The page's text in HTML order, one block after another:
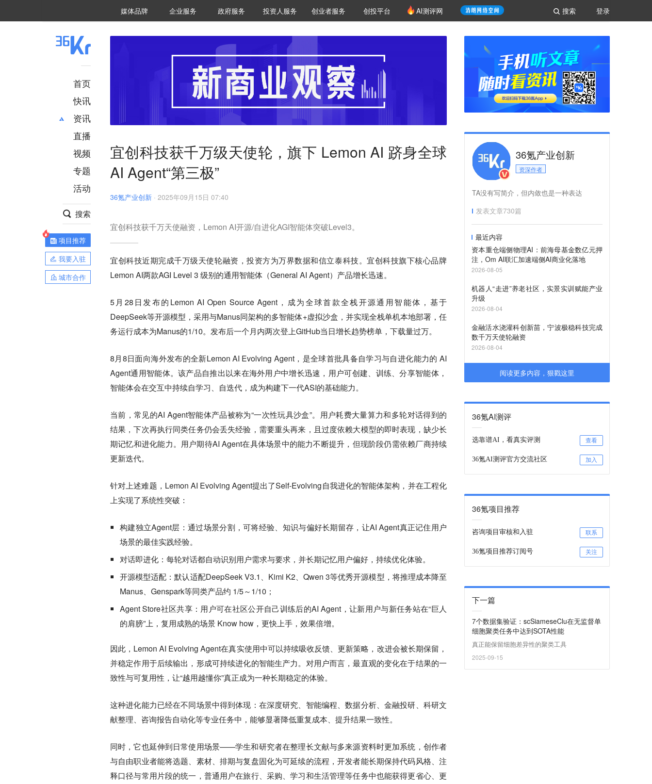
登录
搜索
媒体品牌 36Kr研究院
企业服务 城市之窗
政府服务 VClub投资机构库
投资机构职位推介
投资人服务 创投氪堂
创业者服务 创投平台 AI测评网
首页
快讯
资讯
推荐
财经
项目推荐
安徽
直播
视频
专题
活动
搜索
项目推荐
我要入驻
城市合作
宜创科技获千万级天使轮，旗下 Lemon AI 跻身全球
AI Agent“第三极”
36氪产业创新 · 2025年09月15日 07:40
宜创科技获千万天使融资，Lemon AI开源/自进化AGI智能体突破Level3。
宜创科技近期完成千万级天使轮融资，投资方为万界数据和信立泰科技。宜创科技旗下核心品牌
Lemon AI两款AGI Level 3 级别的通用智能体（General AI Agent）产品增长迅速。
5月28日发布的Lemon AI Open Source Agent，成为全球首款全栈开源通用智能体，基于
DeepSeek等开源模型，采用与Manus同架构的多智能体+虚拟沙盒，并实现全栈单机本地部署，任
务运行成本为Manus的1/10。发布后一个月内两次登上GitHub当日增长趋势榜单，下载量过万。
8月8日面向海外发布的全新Lemon AI Evolving Agent，是全球首批具备自学习与自进化能力的 AI
Agent通用智能体。该产品自推出以来在海外用户中增长迅速，用户可创建、训练、分享智能体，
智能体会在交互中持续自学习、自迭代，成为构建下一代ASI的基础能力。
当前，常见的AI Agent智能体产品被称为“一次性玩具沙盒”。用户耗费大量算力和多轮对话得到的
结果，下次再执行同类任务仍会丢失经验，需要重头再来，且过度依赖大模型的即时表现，缺少长
期记忆和进化能力。用户期待AI Agent在具体场景中的能力不断提升，但现阶段仍需依赖厂商持续
更新迭代。
针对上述难题，Lemon AI Evolving Agent提出了Self-Evolving自我进化的智能体架构，并在工程化
上实现了系统性突破：
构建独立Agent层：通过场景分割，可将经验、知识与偏好长期留存，让AI Agent真正记住用户
场景的最佳实践经验。
对话即进化：每轮对话都自动识别用户需求与要求，并长期记忆用户偏好，持续优化体验。
开源模型适配：默认适配DeepSeek V3.1、Kimi K2、Qwen 3等优秀开源模型，将推理成本降至
Manus、Genspark等同类产品约 1/5～1/10；
Agent Store社区共享：用户可在社区公开自己训练后的AI Agent，让新用户与新任务站在“巨人
的肩膀”上，复用成熟的场景 Know how，更快上手，效果倍增。
因此，Lemon AI Evolving Agent在真实使用中可以持续吸收反馈、更新策略，改进会被长期保留，
并稳定作用于后续输出，形成可持续进化的智能生产力。对用户而言，最直观的变化在于结果的一
致性与可复用性，让“越用越懂你”真正成为一种长期稳定的体验。
这种进化能力已经在不同场景中得到体现：在深度研究、智能编程、数据分析、金融投研、科研文
献整理、咨询报告自动化等专业任务中，能够显著降低重复成本、提升结果一致性。
同时，它也延伸到日常使用场景——学生和研究者在整理长文献与多来源资料时更加系统，创作者
与自由职业者能将选题、素材、排期与复盘固化为可延续的流程，开发者能长期保持代码风格、注
释口径与常用片段的统一，普通用户在旅行、采购、学习和生活管理等任务中也能获得更省心、更
36氪产业创新
资深作者
TA没有写简介，但内敛也是一种表达
发表文章730篇
最近内容
资本重仓端侧物理AI：前海母基金数亿元押
注，Om AI联汇加速端侧AI商业化落地
2026-08-05
机器人“走进”养老社区，实景实训赋能产业
升级
2026-08-04
金融活水浇灌科创新苗，宁波极稳科技完成
数千万天使轮融资
2026-08-04
阅读更多内容，狠戳这里
36氪AI测评
选靠谱AI，看真实评测 查看
36氪AI测评官方交流社区 加入
36氪项目推荐
咨询项目审核和入驻 联系
36氪项目推荐订阅号 关注
下一篇
7个数据集验证：scSiameseClu在无监督单
细胞聚类任务中达到SOTA性能
真正能保留细胞差异性的聚类工具
2025-09-15